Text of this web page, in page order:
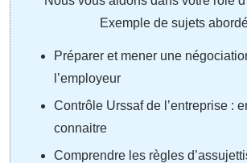
Exemple de sujets
Préparer et mener une
l’employeur
Contrôle Urssaf de l’entreprise :
connaitre
Comprendre les règles